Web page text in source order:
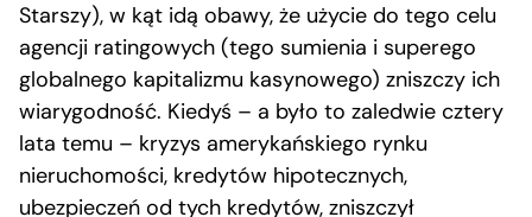
Starszy), w kąt idą obawy, że użycie do tego celu
agencji ratingowych (tego sumienia i superego
globalnego kapitalizmu kasynowego) zniszczy ich
wiarygodność. Kiedyś – a było to zaledwie cztery
lata temu – kryzys amerykańskiego rynku
nieruchomości, kredytów hipotecznych,
ubezpieczeń od tych kredytów, zniszczył